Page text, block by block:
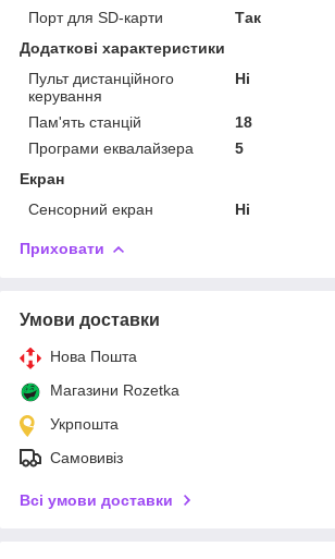
Порт для SD-карти
Так
Додаткові характеристики
Пульт дистанційного
керування
Ні
Пам'ять станцій
18
Програми еквалайзера
5
Екран
Сенсорний екран
Ні
Приховати
Умови доставки
Нова Пошта
Магазини Rozetka
Укрпошта
Самовивіз
Всі умови доставки